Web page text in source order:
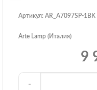
Артикул: AR_A7097SP-1BK
Arte Lamp (Италия)
9
-